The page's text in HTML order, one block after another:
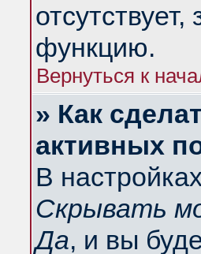
функцию.
Вернуться к
» Как
активных
В
Скрывать
Да, и вы